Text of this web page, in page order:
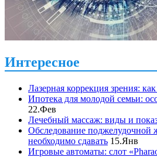
Интересное
Лазерная коррекция зрения: как
Ипотека для молодой семьи:
22.Фев
Лечебный массаж: виды и
Обследование поджелудочной
необходимо сдавать 15.Янв
Игровые автоматы: слот